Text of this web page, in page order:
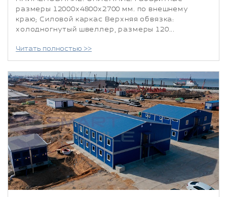
размеры 12000x4800x2700 мм. по внешнему
краю; Силовой каркас Верхняя обвязка:
холодногнутый швеллер, размеры 120...
Читать полностью >>